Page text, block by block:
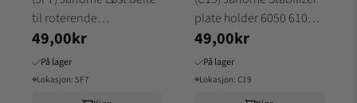
til roterende
overtransportør larvefot
49,00kr
På lager
⌖Lokasjon: 5F7
plate holder 6050 6100
7200
49,00kr
På lager
⌖Lokasjon: C19